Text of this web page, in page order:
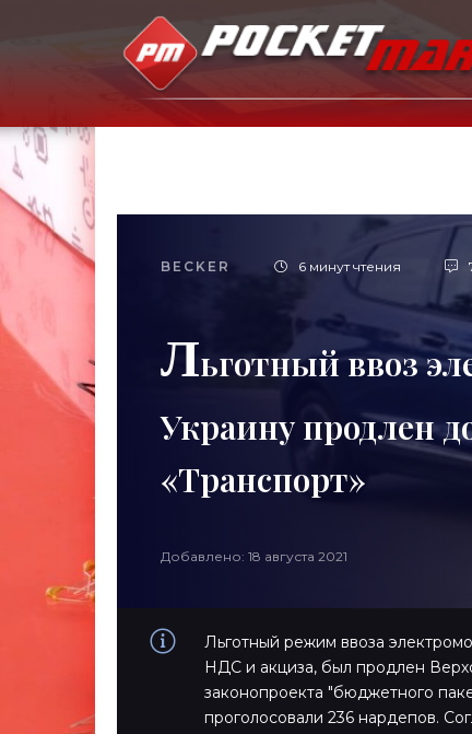
BECKER 6 минут чтения
Льготный ввоз
Украину продлен
«Транспорт»
Добавлено: 18 августа 2021
Льготный режим ввоза
НДС и акциза, был продлен
законопроекта "бюджетного
проголосовали 236 нардепов.